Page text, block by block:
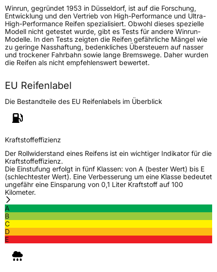
Gewicht (in kg) 15,33 kg
Generelle Merkmale
FahrzeugtypSUV
Verwendung Sommerreifen
FahrzeugartPKW & SUV
Weitere Eigenschaften
Schlauchtyp
ZustandNeureifen
Offroad Ja
EU Label
EffizienzC
Nasshaftung
Winrun, gegründet 1953 in Düsseldorf, ist auf die Forschung,
Entwicklung und den Vertrieb von High-Performance und Ultra-
High-Performance Reifen spezialisiert. Obwohl dieses spezielle
Modell nicht getestet wurde, gibt es Tests für andere Winrun-
Modelle. In den Tests zeigten die Reifen gefährliche Mängel wie
zu geringe Nasshaftung, bedenkliches Übersteuern auf nasser
und trockener Fahrbahn sowie lange Bremswege. Daher wurden
die Reifen als nicht empfehlenswert bewertet.
EU Reifenlabel
Die Bestandteile des EU Reifenlabels im Überblick
Kraftstoffeffizienz
Der Rollwiderstand eines Reifens ist ein wichtiger Indikator für die
Kraftstoffeffizienz.
Die Einstufung erfolgt in fünf Klassen: von A (bester Wert) bis E
(schlechtester Wert). Eine Verbesserung um eine Klasse bedeutet
ungefähr eine Einsparung von 0,1 Liter Kraftstoff auf 100
Kilometer.
A
B
C
D
E